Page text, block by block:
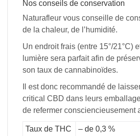
Nos conseils de conservation
Naturafleur vous conseille de
de la chaleur, de l’humidité.
Un endroit frais (entre 15°/21°C)
lumière sera parfait afin de
son taux de cannabinoïdes.
Il est donc recommandé de
critical CBD dans leurs
de refermer consciencieusement
Taux de THC
– de 0,3 %